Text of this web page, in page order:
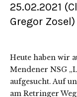
25.02.2021
Gregor Zosel)
Heute haben wir
Mendener NSG
aufgesucht. Auf
am Retringer